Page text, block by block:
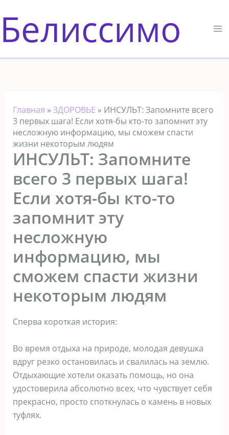
к
содержимому
Белиссимо
Главная » ЗДОРОВЬЕ » ИНСУЛЬТ: Запомните всего
3 первых шага! Если хотя-бы кто-то запомнит эту
несложную информацию, мы сможем спасти
жизни некоторым людям
ИНСУЛЬТ: Запомните
всего 3 первых шага!
Если хотя-бы кто-то
запомнит эту
несложную
информацию, мы
сможем спасти жизни
некоторым людям
Сперва короткая история:
Во время отдыха на природе, молодая девушка
вдруг резко остановилась и свалилась на землю.
Отдыхающие хотели оказать помощь, но она
удостоверила абсолютно всех, что чувствует себя
прекрасно, просто споткнулась о камень в новых
туфлях.